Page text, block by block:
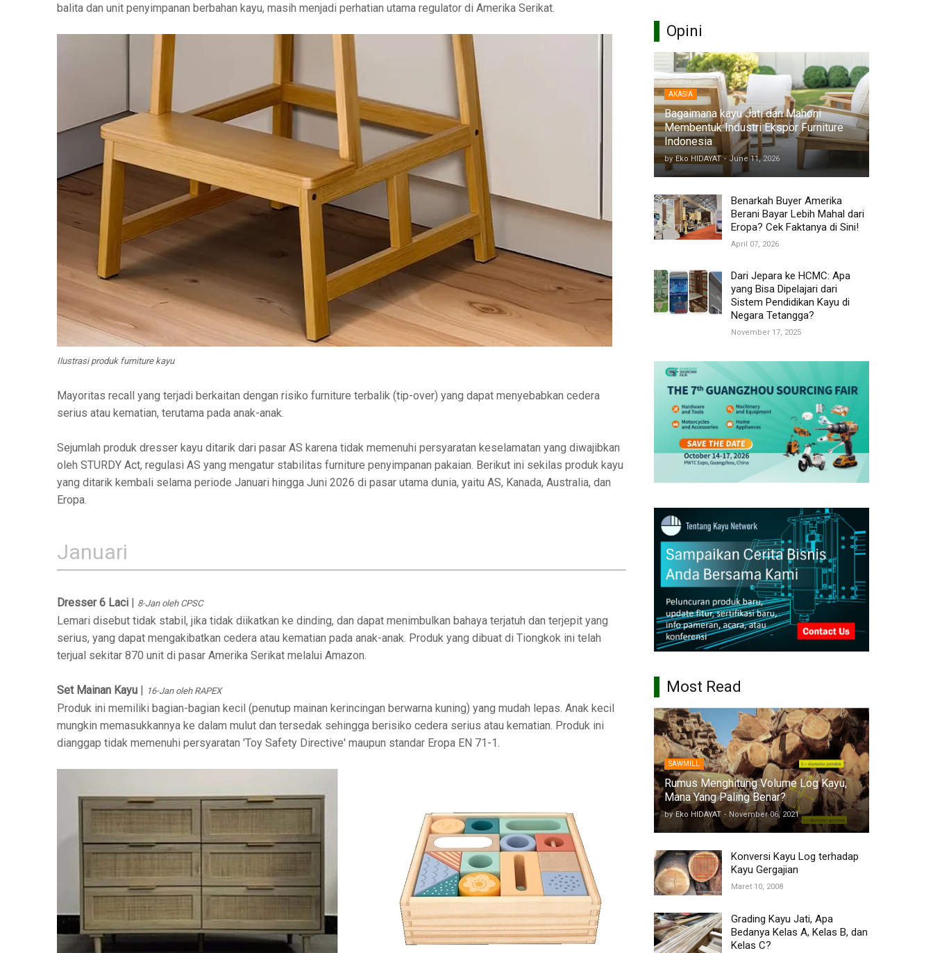
balita dan unit penyimpanan berbahan kayu, masih menjadi perhatian utama regulator di Amerika Serikat.
Ilustrasi produk furniture kayu
Mayoritas recall yang terjadi berkaitan dengan risiko furniture terbalik (tip-over) yang dapat menyebabkan cedera
serius atau kematian, terutama pada anak-anak.
Sejumlah produk dresser kayu ditarik dari pasar AS karena tidak memenuhi persyaratan keselamatan yang diwajibkan
oleh STURDY Act, regulasi AS yang mengatur stabilitas furniture penyimpanan pakaian. Berikut ini sekilas produk kayu
yang ditarik kembali selama periode Januari hingga Juni 2026 di pasar utama dunia, yaitu AS, Kanada, Australia, dan
Eropa.
Januari
Dresser 6 Laci 8-Jan oleh CPSC
Lemari disebut tidak stabil, jika tidak diikatkan ke dinding, dan dapat menimbulkan bahaya terjatuh dan terjepit yang
serius, yang dapat mengakibatkan cedera atau kematian pada anak-anak. Produk yang dibuat di Tiongkok ini telah
terjual sekitar 870 unit di pasar Amerika Serikat melalui Amazon.
Set Mainan Kayu 16-Jan oleh RAPEX
Produk ini memiliki bagian-bagian kecil (penutup mainan kerincingan berwarna kuning) yang mudah lepas. Anak kecil
mungkin memasukkannya ke dalam mulut dan tersedak sehingga berisiko cedera serius atau kematian. Produk ini
dianggap tidak memenuhi persyaratan 'Toy Safety Directive' maupun standar Eropa EN 71-1.
Opini
AKASIA
Bagaimana kayu Jati dan Mahoni
Membentuk Industri Ekspor Furniture
Indonesia
by Eko HIDAYAT - June 11, 2026
Benarkah Buyer Amerika
Berani Bayar Lebih Mahal dari
Eropa? Cek Faktanya di Sini!
April 07, 2026
Dari Jepara ke HCMC: Apa
yang Bisa Dipelajari dari
Sistem Pendidikan Kayu di
Negara Tetangga?
November 17, 2025
Most Read
SAWMILL
Rumus Menghitung Volume Log Kayu,
Mana Yang Paling Benar?
by Eko HIDAYAT - November 06, 2021
Konversi Kayu Log terhadap
Kayu Gergajian
Maret 10, 2008
Grading Kayu Jati, Apa
Bedanya Kelas A, Kelas B, dan
Kelas C?